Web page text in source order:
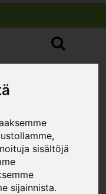
sisältöjä
sijainnista.